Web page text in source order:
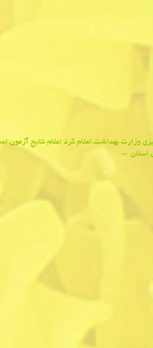
وزارت بهداشت اعلام كرد اعلام نتایج
استان →